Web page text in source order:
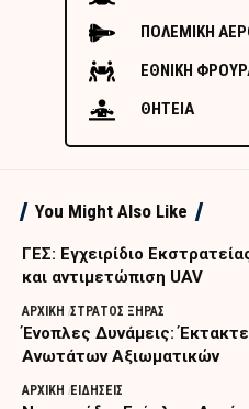
ΠΟΛΕΜΙΚΗ
ΕΘΝΙΚΗ
ΘΗΤΕΙΑ
You Might Also Like
ΓΕΣ: Εγχειρίδιο
και αντιμετώπιση UAV
ΑΡΧΙΚΗ ΣΤΡΑΤΟΣ ΞΗΡΑΣ
Ένοπλες Δυνάμεις:
Ανωτάτων Αξιωματικών
ΑΡΧΙΚΗ ΕΙΔΗΣΕΙΣ